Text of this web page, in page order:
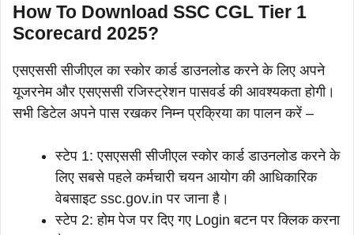
How To Download SSC CGL Tier 1
Scorecard 2025?
एसएससी सीजीएल का स्कोर कार्ड डाउनलोड करने के लिए अपने
यूजरनेम और एसएससी रजिस्ट्रेशन पासवर्ड की आवश्यकता होगी।
सभी डिटेल अपने पास रखकर निम्न प्रक्रिया का पालन करें –
स्टेप 1: एसएससी सीजीएल स्कोर कार्ड डाउनलोड करने के
लिए सबसे पहले कर्मचारी चयन आयोग की आधिकारिक
वेबसाइट ssc.gov.in पर जाना है।
स्टेप 2: होम पेज पर दिए गए Login बटन पर क्लिक करना